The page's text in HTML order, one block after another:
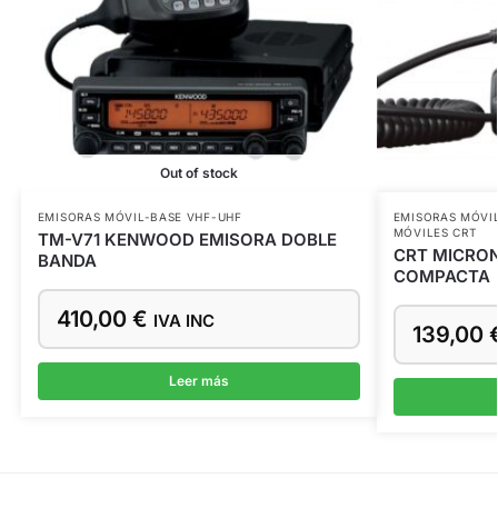
Out of stock
EMISORAS MÓVIL-BASE VHF-UHF
TM-V71 KENWOOD EMISORA DOBLE
BANDA
410,00 € IVA INC
Leer más
EMISORAS
MÓVILES CRT
CRT
COMPACTA
139,00